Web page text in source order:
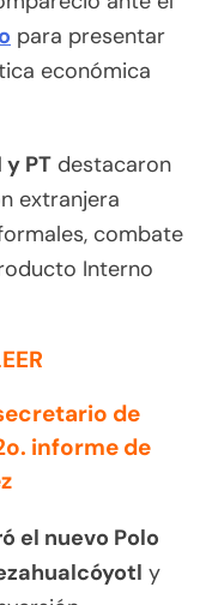
para presentar
económica
PT destacaron
extranjera
combate
Interno
de
informe de
el nuevo Polo
y